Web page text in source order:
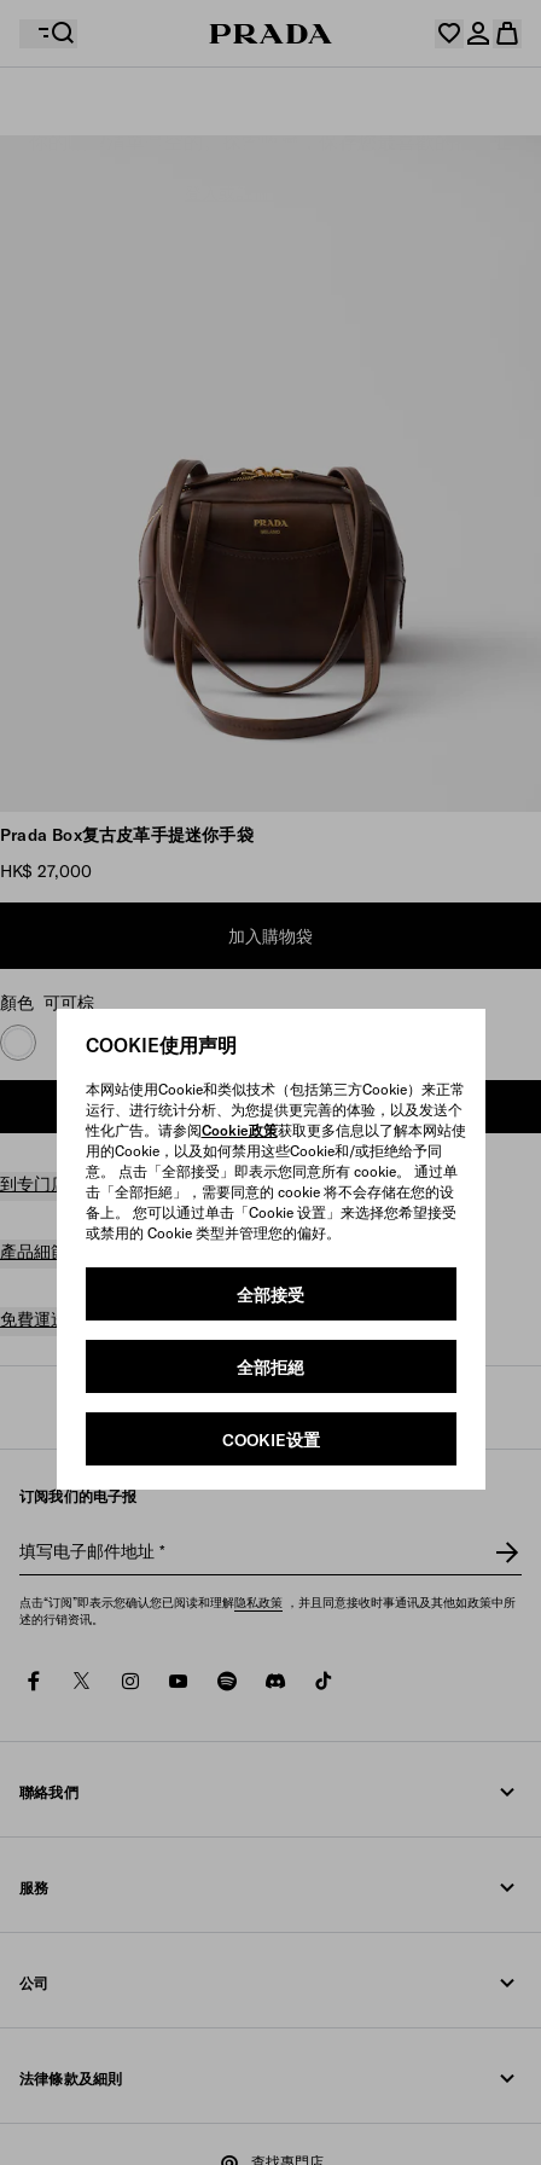
COOKIE使用声明
本网站使用Cookie和类似技术（包括第三方Cookie）来正常
运行、进行统计分析、为您提供更完善的体验，以及发送个
性化广告。请参阅Cookie政策获取更多信息以了解本网站使
用的Cookie，以及如何禁用这些Cookie和/或拒绝给予同
意。 点击「全部接受」即表示您同意所有 cookie。 通过单
击「全部拒絕」，需要同意的 cookie 将不会存储在您的设
备上。 您可以通过单击「Cookie 设置」来选择您希望接受
或禁用的 Cookie 类型并管理您的偏好。
全部接受
全部拒絕
COOKIE设置
瀏覽更多圖片
Prada Box复古皮革手提迷你手袋
HK$ 27,000
加入購物袋
顏色 可可棕
加入購物袋
到专门店寻找商品
產品細節
免費運送及退貨
Prada / 女士 / 包袋 / 手提包
订阅我们的电子报
填写电子邮件地址 *
点击“订阅”即表示您确认您已阅读和理解隐私政策 ，并且同意接收时事通讯及其他如政策中所
述的行销资讯。
facebooktwitterinstagramyoutubespotifydiscord
聯絡我們
通过WhatsApp与我们联系
服務
追蹤訂單
公司
Prada集团
法律條款及細則